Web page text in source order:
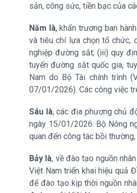
sản, công sức, tiền bạc của
Năm là, khẩn trương ban
và tiêu chí lựa chọn tổ chức,
nghiệp đường sắt; (iii) quy
tuyến đường sắt quốc gia,
Nam do Bộ Tài chính trình
07/01/2026). Các công việc
Sáu là, các địa phương chủ
ngày 15/01/2026. Bộ Nông
quan đến công tác bồi
Bảy là, về đào tạo nguồn
Việt Nam triển khai hiệu quả
để đào tạo kịp thời nguồn